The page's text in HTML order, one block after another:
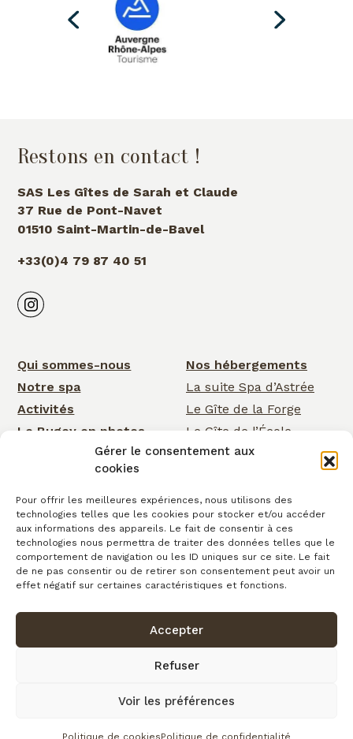
Gérer le consentement aux
cookies
Pour offrir les meilleures expériences, nous utilisons des
technologies telles que les cookies pour stocker et/ou accéder
aux informations des appareils. Le fait de consentir à ces
technologies nous permettra de traiter des données telles que le
comportement de navigation ou les ID uniques sur ce site. Le fait
de ne pas consentir ou de retirer son consentement peut avoir un
effet négatif sur certaines caractéristiques et fonctions.
Accepter
Refuser
Voir les préférences
Politique de cookiesPolitique de confidentialité
Restons en contact !
SAS Les Gîtes de Sarah et Claude
37 Rue de Pont-Navet
01510 Saint-Martin-de-Bavel
+33(0)4 79 87 40 51
Qui sommes-nous
Notre spa
Activités
Le Bugey en photos
Nos services
Événementiel
Actualités
Cartes cadeaux
Contact
Nos hébergements
La suite Spa d’Astrée
Le Gîte de la Forge
Le Gîte de l’École
Le Gîte de la Cascade
La Chambre de la
Cascade
La Chambre d’Astrée
Le Gîte de
Clairefontaine
Conditions générales de vente
Plan du site
fait avec par l’Agence IDCOM